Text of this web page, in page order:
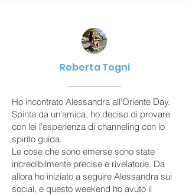
Roberta Togni
Ho incontrato Alessandra all’Oriente Day.
Spinta da un’amica, ho deciso di provare
con lei l'esperienza di channeling con lo
spirito guida.
Le cose che sono emerse sono state
incredibilmente precise e rivelatorie. Da
allora ho iniziato a seguire Alessandra sui
social, e questo weekend ho avuto il